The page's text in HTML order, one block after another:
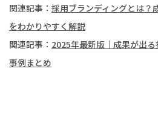
関連記事： 採用ブランディングとは？
をわかりやすく解説
関連記事： 2025年最新版｜成果が出
事例まとめ